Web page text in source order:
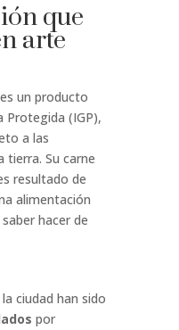
que
arte
es un producto
Protegida (IGP),
a las
tierra. Su carne
resultado de
alimentación
hacer de
ciudad han sido
por